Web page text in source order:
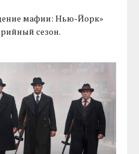
мафии: Нью-Йорк»
сезон.